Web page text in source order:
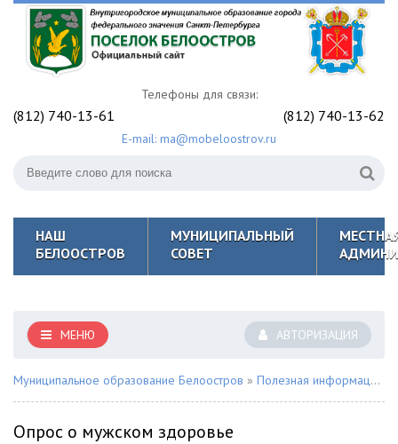
Телефоны для связи:
(812) 740-13-61 (812) 740-13-62
E-mail: ma@mobeloostrov.ru
НАШ
БЕЛООСТРОВ
МУНИЦИПАЛЬНЫЙ
СОВЕТ
АВТОРИЗАЦИЯ
МЕНЮ
Муниципальное образование Белоостров » Полезная информация для жителей
Опрос о мужском здоровье